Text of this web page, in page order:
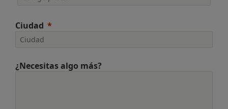
Ciudad
¿Necesitas algo más?